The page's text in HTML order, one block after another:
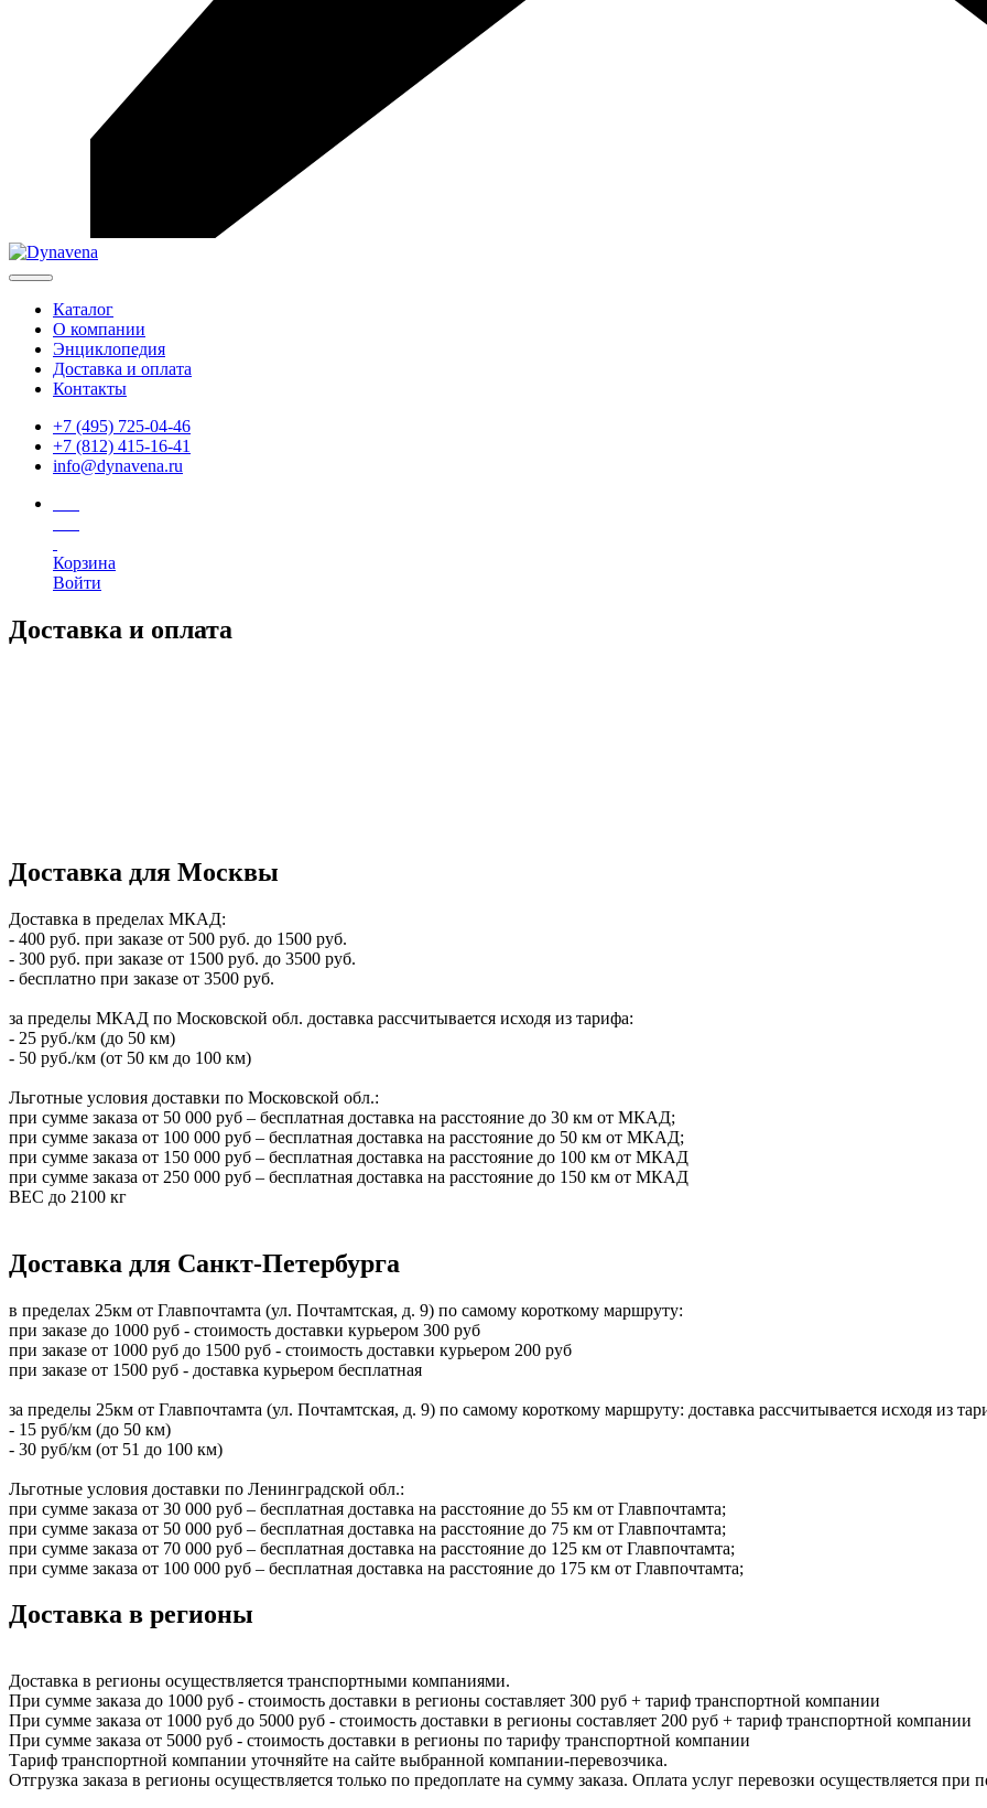
Каталог
О компании
Энциклопедия
Доставка и оплата
Контакты
+7 (495) 725-04-46
+7 (812) 415-16-41
info@dynavena.ru
Корзина
Войти
Доставка и оплата
Доставка для Москвы
Доставка в пределах МКАД:
- 400 руб. при заказе от 500 руб. до 1500 руб.
- 300 руб. при заказе от 1500 руб. до 3500 руб.
- бесплатно при заказе от 3500 руб.
за пределы МКАД по Московской обл. доставка рассчитывается исходя из тарифа:
- 25 руб./км (до 50 км)
- 50 руб./км (от 50 км до 100 км)
Льготные условия доставки по Московской обл.:
при сумме заказа от 50 000 руб – бесплатная доставка на расстояние до 30 км от МКАД;
при сумме заказа от 100 000 руб – бесплатная доставка на расстояние до 50 км от МКАД;
при сумме заказа от 150 000 руб – бесплатная доставка на расстояние до 100 км от МКАД
при сумме заказа от 250 000 руб – бесплатная доставка на расстояние до 150 км от МКАД
ВЕС до 2100 кг
Доставка для Санкт-Петербурга
в пределах 25км от Главпочтамта (ул. Почтамтская, д. 9) по самому короткому маршруту:
при заказе до 1000 руб - стоимость доставки курьером 300 руб
при заказе от 1000 руб до 1500 руб - стоимость доставки курьером 200 руб
при заказе от 1500 руб - доставка курьером бесплатная
за пределы 25км от Главпочтамта (ул. Почтамтская, д. 9) по самому короткому маршруту: доставка рассчитывается исходя из
- 15 руб/км (до 50 км)
- 30 руб/км (от 51 до 100 км)
Льготные условия доставки по Ленинградской обл.:
при сумме заказа от 30 000 руб – бесплатная доставка на расстояние до 55 км от Главпочтамта;
при сумме заказа от 50 000 руб – бесплатная доставка на расстояние до 75 км от Главпочтамта;
при сумме заказа от 70 000 руб – бесплатная доставка на расстояние до 125 км от Главпочтамта;
при сумме заказа от 100 000 руб – бесплатная доставка на расстояние до 175 км от Главпочтамта;
Доставка в регионы
Доставка в регионы осуществляется транспортными компаниями.
При сумме заказа до 1000 руб - стоимость доставки в регионы составляет 300 руб + тариф транспортной компании
При сумме заказа от 1000 руб до 5000 руб - стоимость доставки в регионы составляет 200 руб + тариф транспортной компании
При сумме заказа от 5000 руб - стоимость доставки в регионы по тарифу транспортной компании
Тариф транспортной компании уточняйте на сайте выбранной компании-перевозчика.
Отгрузка заказа в регионы осуществляется только по предоплате на сумму заказа. Оплата услуг перевозки осуществляется при